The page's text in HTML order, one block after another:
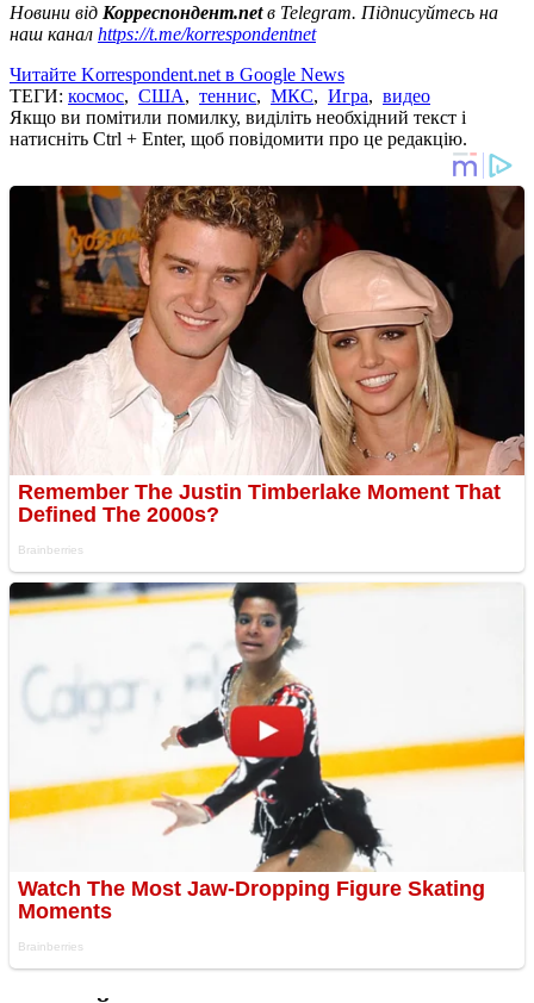
Новини від Корреспондент.netв Telegram. Підписуйтесь на
наш канал https://t.me/korrespondentnet
Читайте Korrespondent.net в Google News
ТЕГИ: космос, США, теннис, МКС, Игра, видео
Якщо ви помітили помилку, виділіть необхідний текст і
натисніть Ctrl + Enter, щоб повідомити про це редакцію.